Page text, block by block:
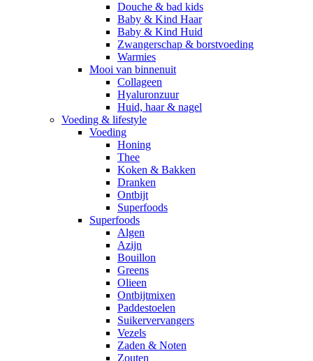
Douche & bad kids
Baby & Kind Haar
Baby & Kind Huid
Zwangerschap & borstvoeding
Warmies
Mooi van binnenuit
Collageen
Hyaluronzuur
Huid, haar & nagel
Voeding & lifestyle
Voeding
Honing
Thee
Koken & Bakken
Dranken
Ontbijt
Superfoods
Superfoods
Algen
Azijn
Bouillon
Greens
Olieen
Ontbijtmixen
Paddestoelen
Suikervervangers
Vezels
Zaden & Noten
Zouten